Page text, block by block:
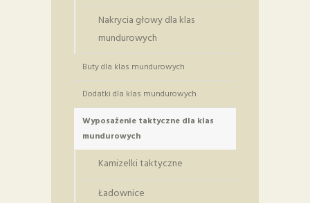
Nakrycia głowy dla klas
mundurowych
Buty dla klas mundurowych
Dodatki dla klas mundurowych
Wyposażenie taktyczne dla klas
mundurowych
Kamizelki taktyczne
Ładownice